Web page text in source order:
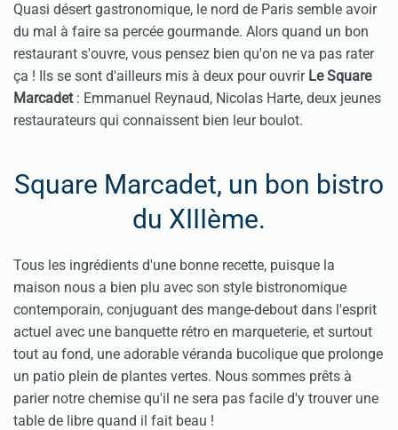
Quasi désert gastronomique, le nord de Paris semble avoir
du mal à faire sa percée gourmande. Alors quand un bon
restaurant s'ouvre, vous pensez bien qu'on ne va pas rater
ça ! Ils se sont d'ailleurs mis à deux pour ouvrir Le Square
Marcadet: Emmanuel Reynaud, Nicolas Harte, deux jeunes
restaurateurs qui connaissent bien leur boulot.
Square Marcadet, un bon bistro
du XIIIème.
Tous les ingrédients d'une bonne recette, puisque la
maison nous a bien plu avec son style bistronomique
contemporain, conjuguant des mange-debout dans l'esprit
actuel avec une banquette rétro en marqueterie, et surtout
tout au fond, une adorable véranda bucolique que prolonge
un patio plein de plantes vertes. Nous sommes prêts à
parier notre chemise qu'il ne sera pas facile d'y trouver une
table de libre quand il fait beau !